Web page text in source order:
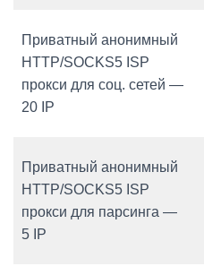
Приватный анонимный
HTTP/SOCKS5 ISP
прокси для соц. сетей —
20 IP
Приватный анонимный
HTTP/SOCKS5 ISP
прокси для парсинга —
5 IP